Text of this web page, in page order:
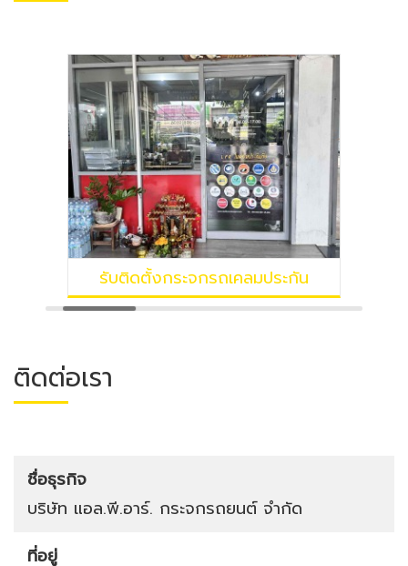
รับติดตั้งกระจกรถเคลมประกัน
ติดต่อเรา
ชื่อธุรกิจ
บริษัท แอล.พี.อาร์. กระจกรถยนต์ จำกัด
ที่อยู่